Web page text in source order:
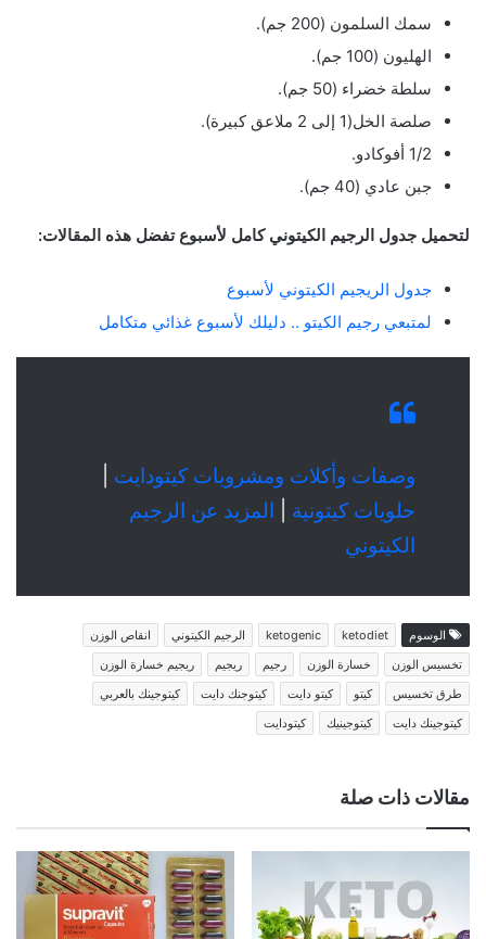
سمك السلمون (200 جم).
الهليون (100 جم).
سلطة خضراء (50 جم).
صلصة الخل(1 إلى 2 ملاعق كبيرة).
1/2 أفوكادو.
جبن عادي (40 جم).
لتحميل جدول الرجيم الكيتوني كامل لأسبوع تفضل هذه المقالات:
جدول الريجيم الكيتوني لأسبوع
لمتبعي رجيم الكيتو .. دليلك لأسبوع غذائي متكامل
وصفات وأكلات ومشروبات كيتودايت
حلويات كيتونية
المزيد عن الرجيم
الكيتوني
الوسوم ketodiet
ketogenic الرجيم الكيتوني
انقاص الوزن
تخسيس الوزن
خسارة الوزن رجيم ريجيم
ريجيم خسارة الوزن
طرق تخسيس
كيتو كيتو دايت كيتوجنك دايت
كيتوجينك بالعربي
كيتوجينك دايت
كيتوجينيك كيتودايت
مقالات ذات صلة